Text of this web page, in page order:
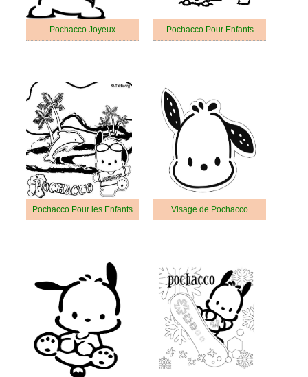
Pochacco Joyeux Pochacco Pour Enfants
Pochacco Pour les Enfants Visage de Pochacco